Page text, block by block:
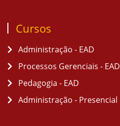
Cursos
Administração - EAD
Processos Gerenciais - EAD
Pedagogia - EAD
Administração - Presencial